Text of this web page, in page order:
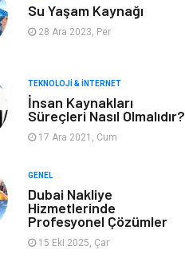
Spor
Emlak
göz sağlığı
Sigorta
Su Yaşam Kaynağı
28 Ara 2023, Per
TEKNOLOJI & İNTERNET
İnsan Kaynakları
Süreçleri Nasıl Olmalıdır?
17 Ara 2021, Cum
GENEL
Dubai Nakliye
Hizmetlerinde
Profesyonel Çözümler
15 Eki 2025, Çar